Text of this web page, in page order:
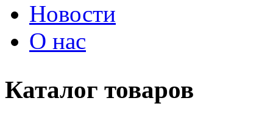
Новости
О нас
Каталог товаров